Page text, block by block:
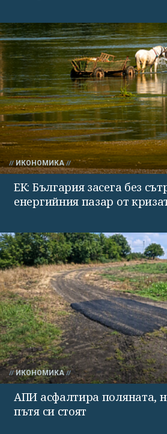
ИКОНОМИКА
ЕК: България засега без
енергийния пазар от
ИКОНОМИКА
АПИ асфалтира поляната,
пътя си стоят